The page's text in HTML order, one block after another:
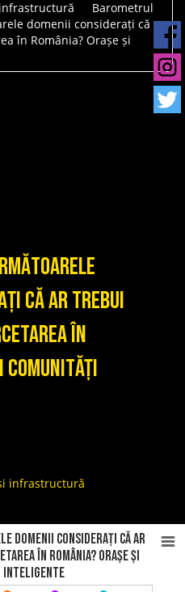
Barometrul
domenii considerați că
în România? Orașe și
că ar trebui
în
comunități
infrastructură
domenii considerați că ar
în România? Orașe și
inteligente